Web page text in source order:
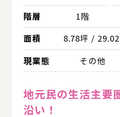
階層
1階
面積
8.78坪 /
現業態
その他
地元民の生活主要
沿い！